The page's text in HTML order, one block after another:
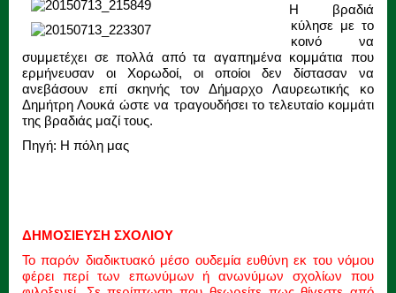
Η βραδιά
κύλησε με το
κοινό να
συμμετέχει σε πολλά από τα αγαπημένα κομμάτια που
ερμήνευσαν οι Χορωδοί, οι οποίοι δεν δίστασαν να
ανεβάσουν επί σκηνής τον Δήμαρχο Λαυρεωτικής κο
Δημήτρη Λουκά ώστε να τραγουδήσει το τελευταίο κομμάτι
της βραδιάς μαζί τους.
Πηγή: Η πόλη μας
ΔΗΜΟΣΙΕΥΣΗ ΣΧΟΛΙΟΥ
Το παρόν διαδικτυακό μέσο ουδεμία ευθύνη εκ του νόμου
φέρει περί των επωνύμων ή ανωνύμων σχολίων που